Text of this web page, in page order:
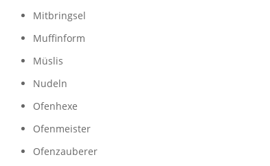
Mitbringsel
Muffinform
Müslis
Nudeln
Ofenhexe
Ofenmeister
Ofenzauberer